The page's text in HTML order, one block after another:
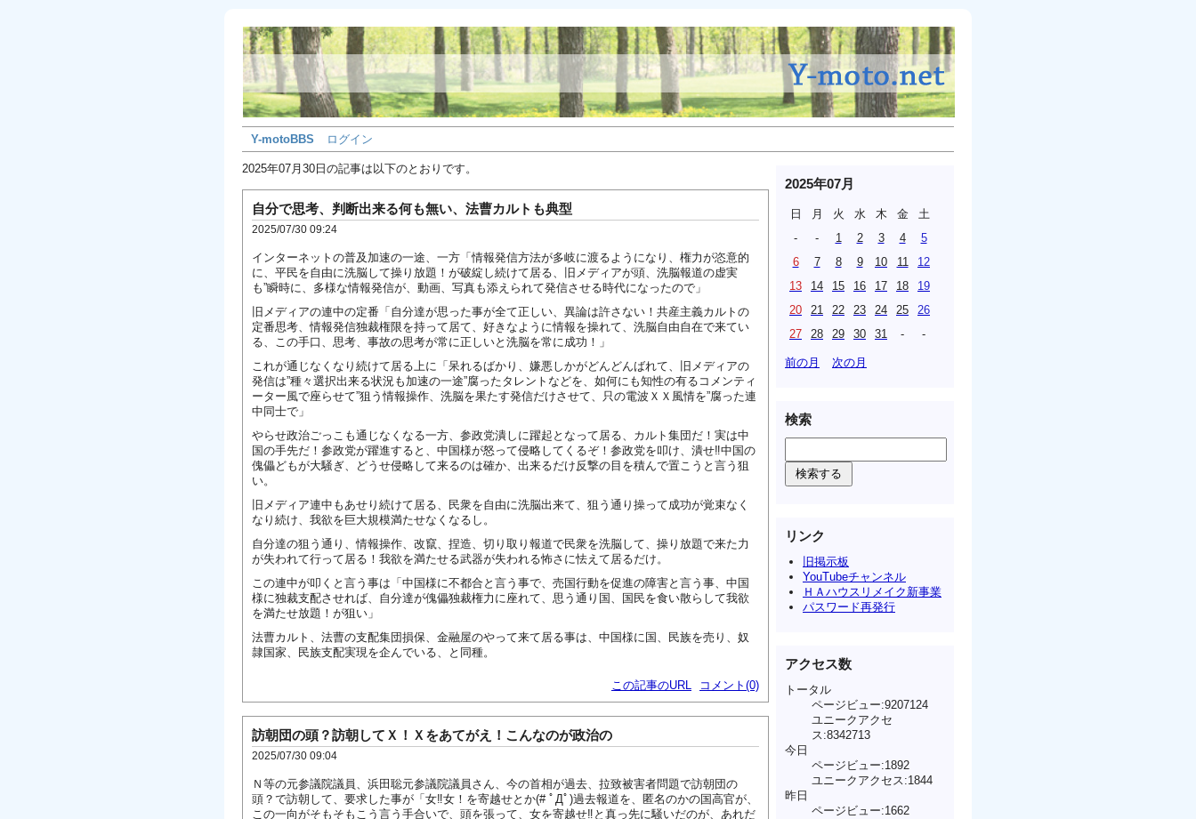
Y-motoBBS ログイン
2025年07月30日の記事は以下のとおりです。
自分で思考、判断出来る何も無い、法曹カルトも典型
2025/07/30 09:24
インターネットの普及加速の一途、一方「情報発信方法が多岐に渡るようになり、権力が恣意的
に、平民を自由に洗脳して操り放題！が破綻し続けて居る、旧メディアが頭、洗脳報道の虚実
も”瞬時に、多様な情報発信が、動画、写真も添えられて発信させる時代になったので」
旧メディアの連中の定番「自分達が思った事が全て正しい、異論は許さない！共産主義カルトの
定番思考、情報発信独裁権限を持って居て、好きなように情報を操れて、洗脳自由自在で来てい
る、この手口、思考、事故の思考が常に正しいと洗脳を常に成功！」
これが通じなくなり続けて居る上に「呆れるばかり、嫌悪しかがどんどんばれて、旧メディアの
発信は”種々選択出来る状況も加速の一途”腐ったタレントなどを、如何にも知性の有るコメンティ
ーター風で座らせて”狙う情報操作、洗脳を果たす発信だけさせて、只の電波ＸＸ風情を”腐った連
中同士で」
やらせ政治ごっこも通じなくなる一方、参政党潰しに躍起となって居る、カルト集団だ！実は中
国の手先だ！参政党が躍進すると、中国様が怒って侵略してくるぞ！参政党を叩け、潰せ‼中国の
傀儡どもが大騒ぎ、どうせ侵略して来るのは確か、出来るだけ反撃の目を積んで置こうと言う狙
い。
旧メディア連中もあせり続けて居る、民衆を自由に洗脳出来て、狙う通り操って成功が覚束なく
なり続け、我欲を巨大規模満たせなくなるし。
自分達の狙う通り、情報操作、改竄、捏造、切り取り報道で民衆を洗脳して、操り放題で来た力
が失われて行って居る！我欲を満たせる武器が失われる怖さに怯えて居るだけ。
この連中が叩くと言う事は「中国様に不都合と言う事で、売国行動を促進の障害と言う事、中国
様に独裁支配させれば、自分達が傀儡独裁権力に座れて、思う通り国、国民を食い散らして我欲
を満たせ放題！が狙い」
法曹カルト、法曹の支配集団損保、金融屋のやって来て居る事は、中国様に国、民族を売り、奴
隷国家、民族支配実現を企んでいる、と同種。
この記事のURL コメント(0)
訪朝団の頭？訪朝してＸ！Ｘをあてがえ！こんなのが政治の
2025/07/30 09:04
Ｎ等の元参議院議員、浜田聡元参議院議員さん、今の首相が過去、拉致被害者問題で訪朝団の
頭？で訪朝して、要求した事が「女‼女！を寄越せとか(# ﾟДﾟ)過去報道を、匿名のかの国高官が、
この一向がそもそもこう言う手合いで、頭を張って、女を寄越せ‼と真っ先に騒いだのが、あれだ
2025年07月
日 月 火 水 木 金
土
-
- 1 2 3 4
5
6
7 8 9 10 11
12
13
14 15 16 17 18
19
20
21 22 23 24 25
26
27
28 29 30 31 - -
前の月 次の月
検索
リンク
旧掲示板
YouTubeチャンネル
ＨＡハウスリメイク新事業
パスワード再発行
アクセス数
トータル
ページビュー:9207124
ユニークアクセ
ス:8342713
今日
ページビュー:1892
ユニークアクセス:1844
昨日
ページビュー:1662